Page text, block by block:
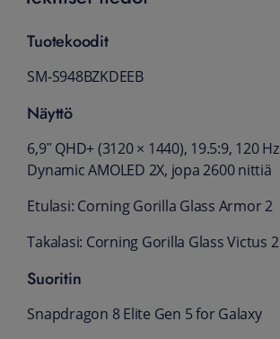
Tuotekoodit
SM-S948BZKDEEB
Näyttö
6,9ʺ QHD+ (3120 × 1440), 19.5:9, 120 Hz
Dynamic AMOLED 2X, jopa 2600 nittiä
Etulasi: Corning Gorilla Glass Armor 2
Takalasi: Corning Gorilla Glass Victus 2
Suoritin
Snapdragon 8 Elite Gen 5 for Galaxy